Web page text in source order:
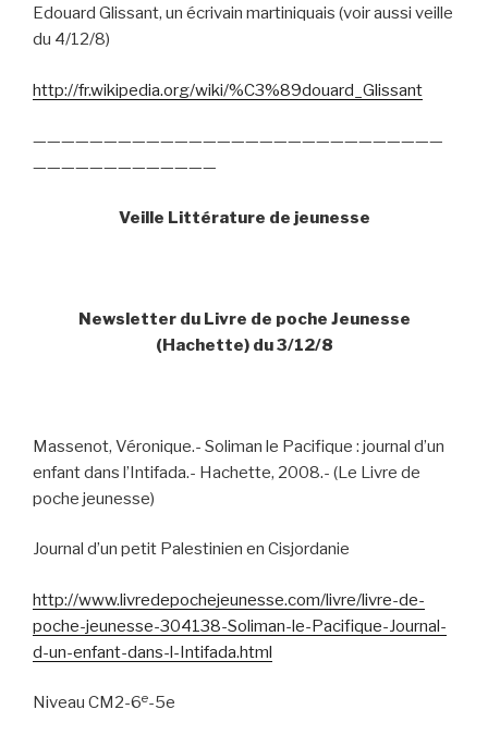
Edouard Glissant, un écrivain martiniquais (voir aussi veille
du 4/12/8)
http://fr.wikipedia.org/wiki/%C3%89douard_Glissant
—————————————————————————————
—————————————
Veille Littérature de jeunesse
Newsletter du Livre de poche Jeunesse
(Hachette) du 3/12/8
Massenot, Véronique.- Soliman le Pacifique : journal d’un
enfant dans l’Intifada.- Hachette, 2008.- (Le Livre de
poche jeunesse)
Journal d’un petit Palestinien en Cisjordanie
http://www.livredepochejeunesse.com/livre/livre-de-
poche-jeunesse-304138-Soliman-le-Pacifique-Journal-
d-un-enfant-dans-l-Intifada.html
Niveau CM2-6e-5e